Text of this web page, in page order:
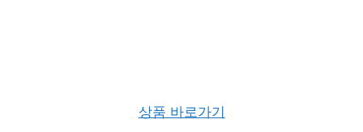
상품 바로가기